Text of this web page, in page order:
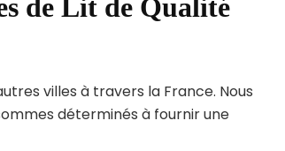
de Lit de Qualité
villes à travers la France. Nous
déterminés à fournir une